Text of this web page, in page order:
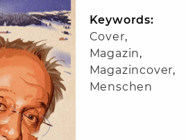
Keywords:
Cover,
Magazin,
Magazincover,
Menschen